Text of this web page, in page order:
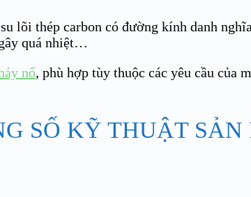
lõi thép carbon có đường kính danh
quá nhiệt…
nổ, phù hợp tùy thuộc các yêu cầu của
SỐ KỸ THUẬT SẢN